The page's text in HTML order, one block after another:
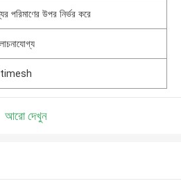
পরিমাণের উপর নির্ভর করে
আরো দেখুন